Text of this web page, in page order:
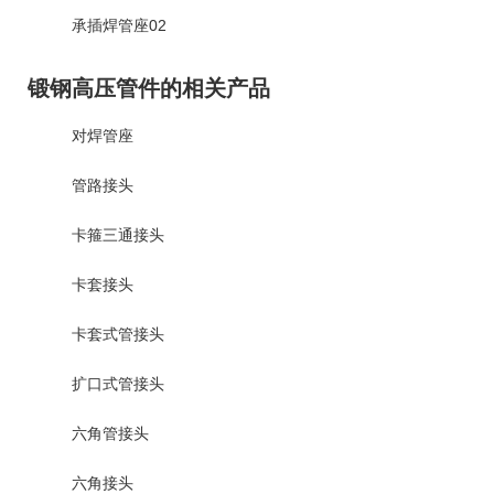
承插焊管座02
锻钢高压管件的相关产品
对焊管座
管路接头
卡箍三通接头
卡套接头
卡套式管接头
扩口式管接头
六角管接头
六角接头